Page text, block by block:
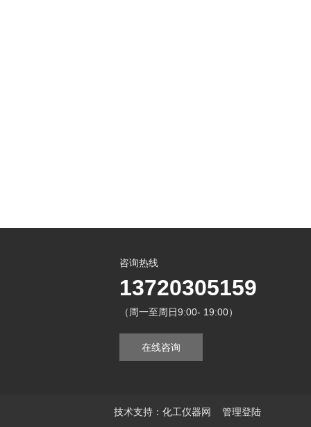
咨询热线
13720305159
（周一至周日9:00- 19:00）
在线咨询
技术支持： 化工仪器网 管理登陆